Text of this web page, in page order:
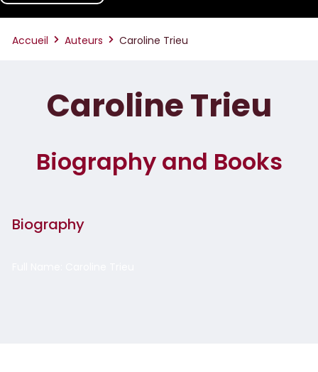
Accueil Auteurs Caroline Trieu
Caroline Trieu
Biography and Books
Biography